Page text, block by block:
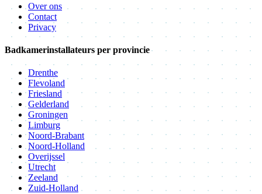
Over ons
Contact
Privacy
Badkamerinstallateurs per provincie
Drenthe
Flevoland
Friesland
Gelderland
Groningen
Limburg
Noord-Brabant
Noord-Holland
Overijssel
Utrecht
Zeeland
Zuid-Holland